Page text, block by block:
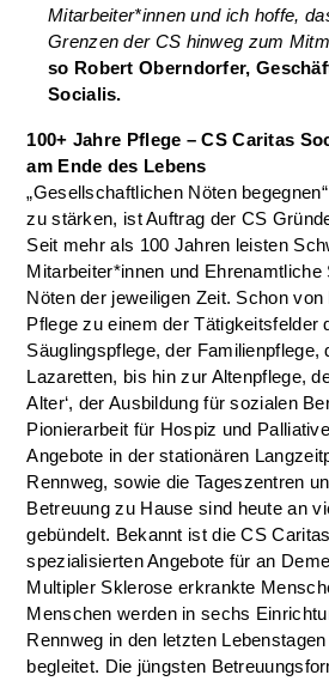
Mitarbeiter*innen und ich hoffe,
Grenzen der CS hinweg zum
so Robert Oberndorfer,
Socialis.
100+ Jahre Pflege – CS Caritas
am Ende des Lebens
„Gesellschaftlichen Nöten
zu stärken, ist Auftrag der CS
Seit mehr als 100 Jahren leisten
Mitarbeiter*innen und Ehrenamtliche
Nöten der jeweiligen Zeit. Schon
Pflege zu einem der Tätigkeitsfelder
Säuglingspflege, der Familienpflege,
Lazaretten, bis hin zur Altenpflege,
Alter‘, der Ausbildung für sozialen
Pionierarbeit für Hospiz und
Angebote in der stationären
Rennweg, sowie die Tageszentren
Betreuung zu Hause sind heute an
gebündelt. Bekannt ist die CS
spezialisierten Angebote für an
Multipler Sklerose erkrankte
Menschen werden in sechs
Rennweg in den letzten
begleitet. Die jüngsten